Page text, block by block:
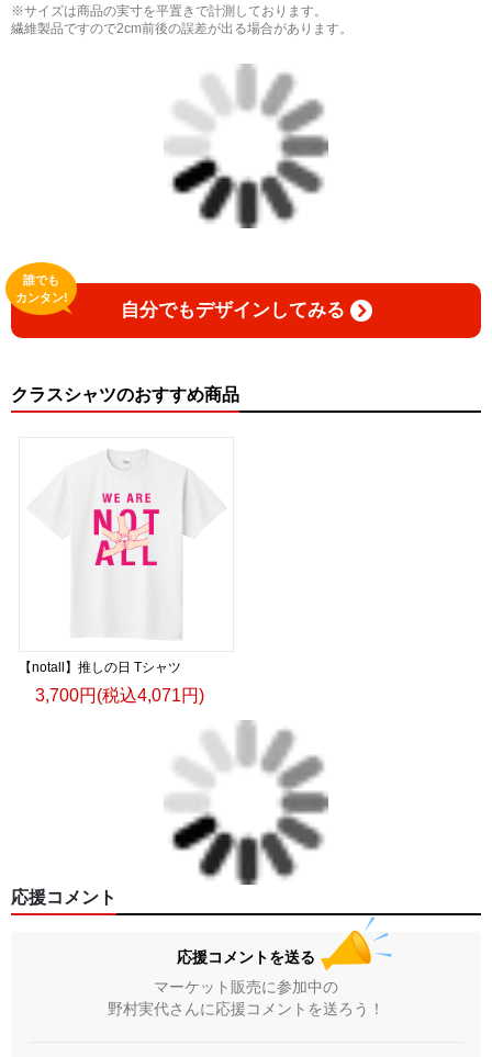
※サイズは商品の実寸を平置きで計測しております。
繊維製品ですので2cm前後の誤差が出る場合があります。
自分でもデザインしてみる
誰でも
カンタン!
クラスシャツのおすすめ商品
【notall】推しの日 Tシャツ
3,700円(税込4,071円)
応援コメント
応援コメントを送る
マーケット販売に参加中の
野村実代さんに応援コメントを送ろう！